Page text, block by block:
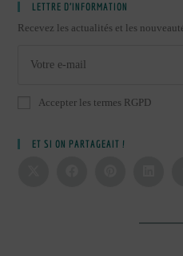
LETTRE D’INFORMATION
Recevez les actualités et les
Accepter les termes RGPD
ET SI ON PARTAGEAIT !